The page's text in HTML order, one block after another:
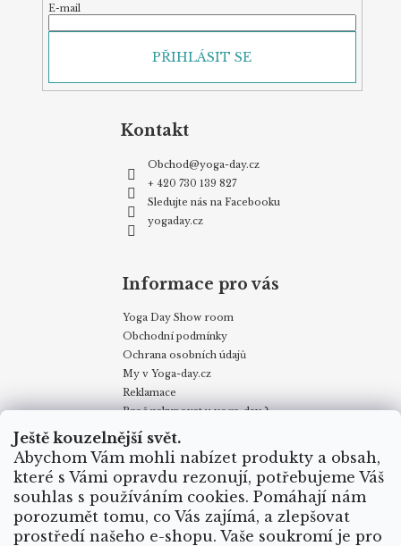
Ještě kouzelnější svět.
Abychom Vám mohli nabízet produkty a obsah,
které s Vámi opravdu rezonují, potřebujeme Váš
souhlas s používáním cookies. Pomáhají nám
porozumět tomu, co Vás zajímá, a zlepšovat
prostředí našeho e-shopu. Vaše soukromí je pro
E-mail
PŘIHLÁSIT SE
Kontakt
Obchod@yoga-day.cz
+ 420 730 139 827
Sledujte nás na Facebooku
yogaday.cz
Informace pro vás
Yoga Day Show room
Obchodní podmínky
Ochrana osobních údajů
My v Yoga-day.cz
Reklamace
Proč nakupovat u yoga-day ?
Certifikáty
Způsoby dopravy
Puncovní značky
Velkoobchodní odběr
Obchodní podmínky Kontakty My v Yoga Day Blog